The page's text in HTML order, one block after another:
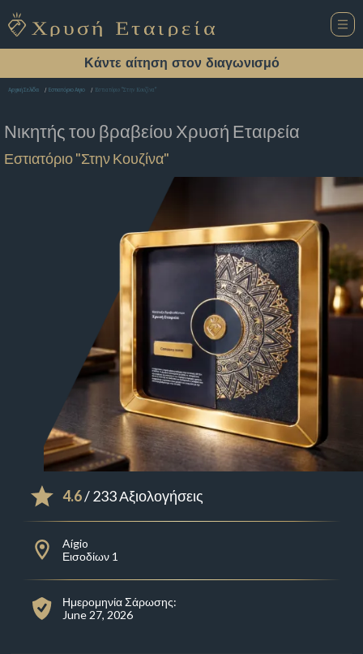
Κάντε αίτηση στον διαγωνισμό
Αρχική Σελίδα Εστιατόριο Αιγιο Εστιατόριο "Στην Κουζίνα"
Νικητής του βραβείου Χρυσή Εταιρεία
Εστιατόριο "Στην Κουζίνα"
4.6/ 233 Αξιολογήσεις
Aígio
Εισοδίων 1
Ημερομηνία Σάρωσης:
June 27, 2026